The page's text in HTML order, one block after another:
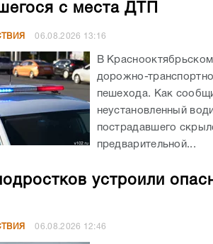
с места ДТП
06.08.2026 13:16
В
дорожно-
пешехода. Как
неустановленный
пострадавшего
предварительной...
устроили
06.08.2026 12:46